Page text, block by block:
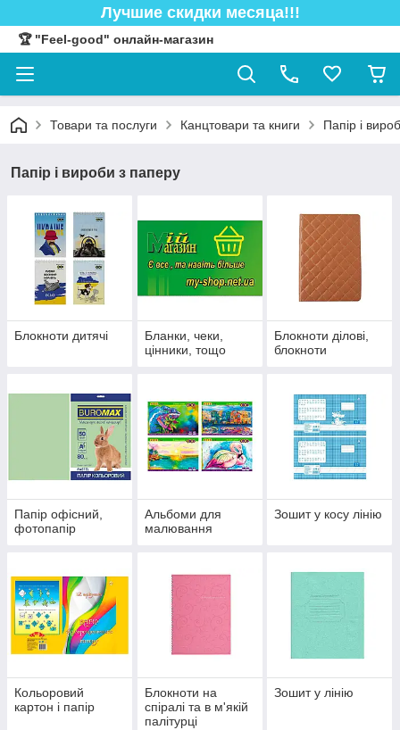
Лучшие скидки месяца!!!
🏆 "Feel-good" онлайн-магазин
Товари та послуги Канцтовари та книги Папір і
Папір і вироби з паперу
Блокноти дитячі
Бланки, чеки,
цінники, тощо
Блокноти ділові,
блокноти
Папір офісний,
фотопапір
Альбоми для
малювання
Зошит у косу лінію
Кольоровий
картон і папір
Блокноти на
спіралі та в м'якій
палітурці
Зошит у лінію